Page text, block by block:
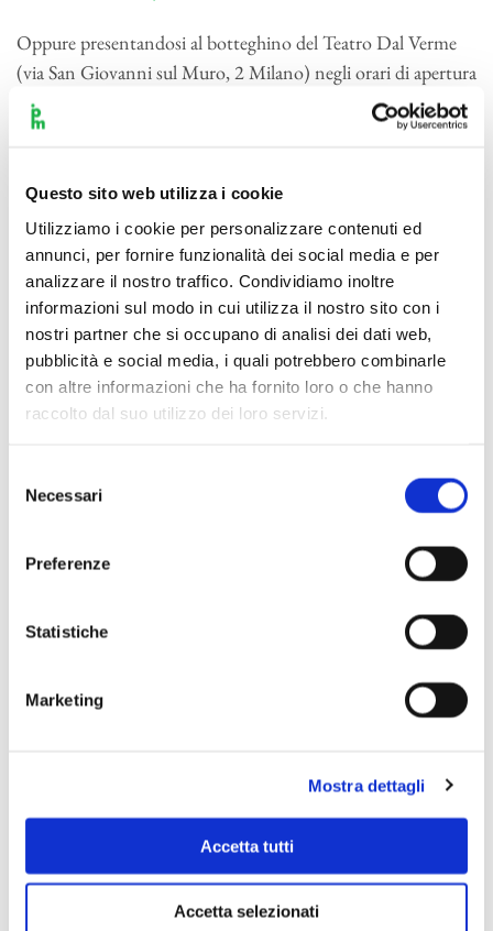
Questo sito web utilizza i cookie
Utilizziamo i cookie per personalizzare contenuti ed
annunci, per fornire funzionalità dei social media e per
analizzare il nostro traffico. Condividiamo inoltre
informazioni sul modo in cui utilizza il nostro sito con i
nostri partner che si occupano di analisi dei dati web,
pubblicità e social media, i quali potrebbero combinarle
con altre informazioni che ha fornito loro o che hanno
raccolto dal suo utilizzo dei loro servizi.
delNecessari
Preferenze
Statistiche
Marketing
Mostra dettagli
Accetta tutti
Accetta selezionati
Oppure presentandosi al botteghino del Teatro Dal Verme
(via San Giovanni sul Muro, 2 Milano) negli orari di apertura
per l’evento (martedì – venerdì dalle 10:30 alle 18:30; sabato
dalle 10:30 alle 14:00).
Il Teatro è un luogo sicuro: si entra solo con il Green